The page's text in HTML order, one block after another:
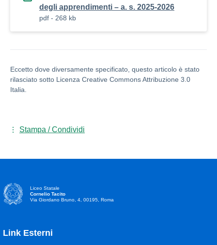
degli apprendimenti – a. s. 2025-2026
pdf - 268 kb
Eccetto dove diversamente specificato, questo articolo è stato
rilasciato sotto Licenza Creative Commons Attribuzione 3.0
Italia.
Stampa / Condividi
Liceo Statale
Cornelio Tacito
Via Giordano Bruno, 4, 00195, Roma
Link Esterni